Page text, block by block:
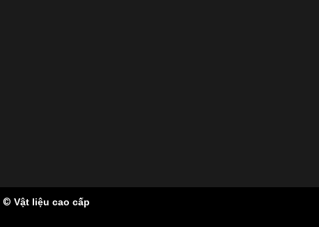
© Vật liệu cao cấp